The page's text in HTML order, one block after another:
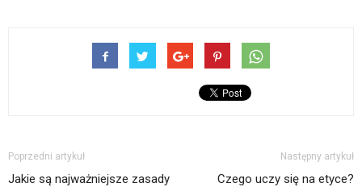
Poprzedni artykuł
Jakie są najważniejsze zasady
Następny artykuł
Czego uczy się na etyce?